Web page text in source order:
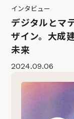
インタビュー
デジタルとマ
ザイン。大成
未来
2024.09.06